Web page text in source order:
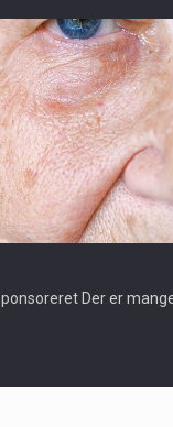
Der er